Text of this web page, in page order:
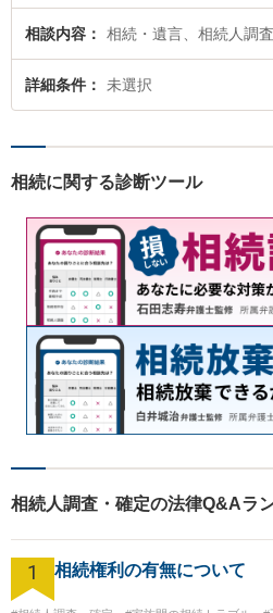
相談内容 相続・遺言、相続人調
詳細条件 未選択
相続に関する診断ツール
相続人調査・確定の法律Q&Aラ
1 相続権利の有無について